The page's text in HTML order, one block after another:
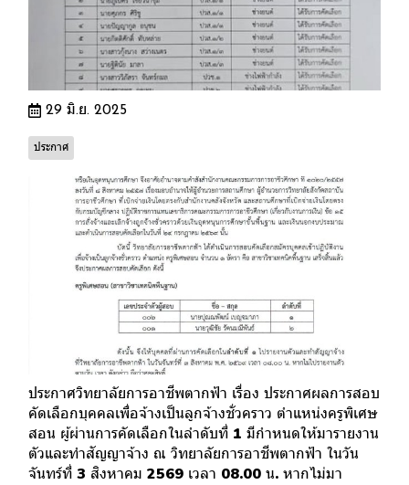
29 มิ.ย. 2025
ประกาศ
ประกาศวิทยาลัยการอาชีพตากฟ้า เรื่อง ประกาศผลการสอบ
คัดเลือกบุคคลเพื่อจ้างเป็นลูกจ้างชั่วคราว ตำแหน่งครูพิเศษ
สอน ผู้ผ่านการคัดเลือกในลำดับที่ 1 มีกำหนดให้มารายงาน
ตัวและทำสัญญาจ้าง ณ วิทยาลัยการอาชีพตากฟ้า ในวัน
จันทร์ที่ 3 สิงหาคม 2569 เวลา 08.00 น. หากไม่มา